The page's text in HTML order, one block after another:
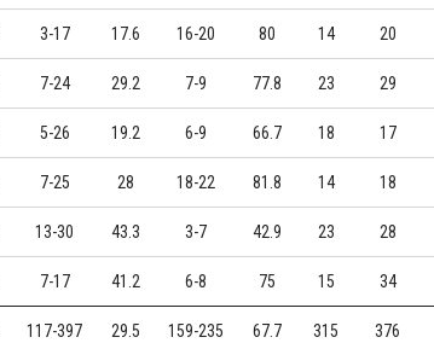
3-17 17.6 16-20 80 14 20
7-24 29.2 7-9 77.8 23 29
5-26 19.2 6-9 66.7 18 17
7-25 28 18-22 81.8 14 18
13-30 43.3 3-7 42.9 23 28
7-17 41.2 6-8 75 15 34
117-397 29.5 159-235 67.7 315 376